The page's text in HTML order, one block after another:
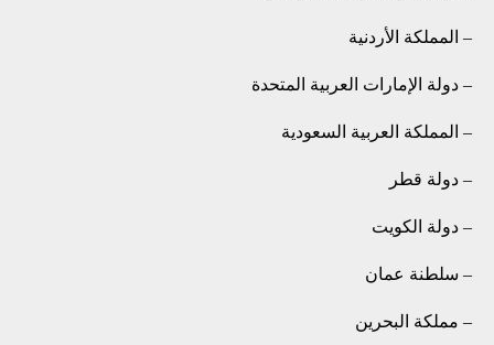
– المملكة الأردنية
– دولة الإمارات العربية المتحدة
– المملكة العربية السعودية
– دولة قطر
– دولة الكويت
– سلطنة عمان
– مملكة البحرين